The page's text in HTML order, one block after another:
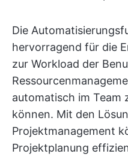
Die
hervorragend für die
zur Workload der
automatisch im Team
können. Mit den
Projektmanagement
Projektplanung